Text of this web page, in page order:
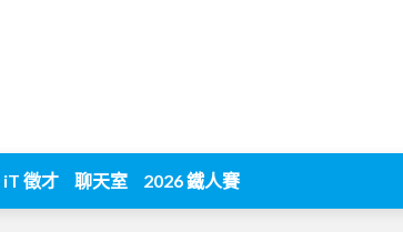
iT 徵才 聊天室 2026 鐵人賽